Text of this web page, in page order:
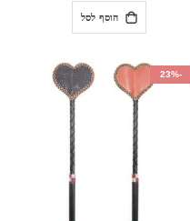
הוסף לסל
-23%